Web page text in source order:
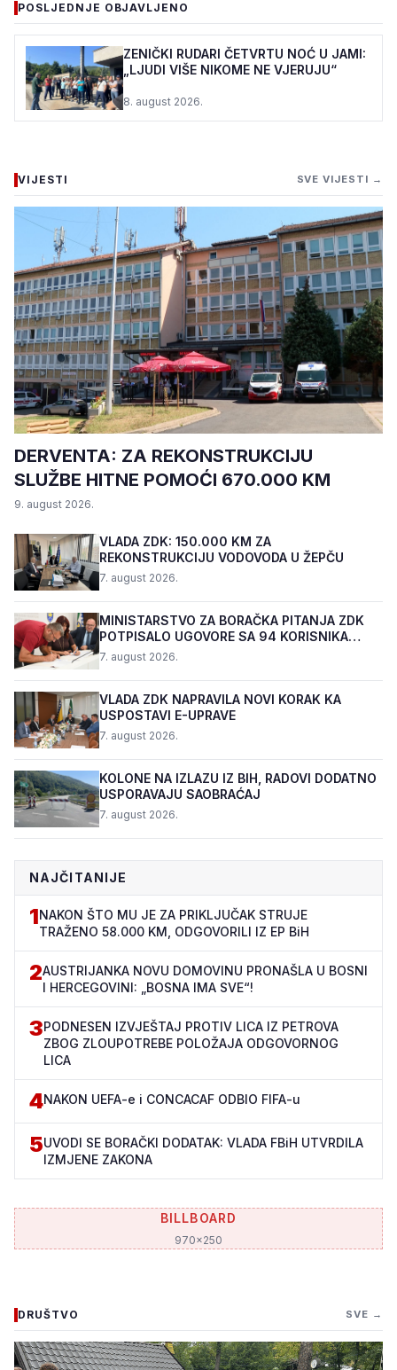
DOBOJ ISTOK: „DANI KULTURE
I DIJASPORE“ OKUPILI
UČESNIKE IZ ŠVEDSKE,
UKRAJINE, SENEGALA, G...
POSLJEDNJE OBJAVLJENO
ZENIČKI RUDARI ČETVRTU NOĆ U JAMI:
„LJUDI VIŠE NIKOME NE VJERUJU“
8. august 2026.
VIJESTI SVE VIJESTI →
DERVENTA: ZA REKONSTRUKCIJU
SLUŽBE HITNE POMOĆI 670.000 KM
9. august 2026.
VLADA ZDK: 150.000 KM ZA
REKONSTRUKCIJU VODOVODA U ŽEPČU
7. august 2026.
MINISTARSTVO ZA BORAČKA PITANJA ZDK
POTPISALO UGOVORE SA 94 KORISNIKA
PROGRAMA "BIZNIS PL...
7. august 2026.
VLADA ZDK NAPRAVILA NOVI KORAK KA
USPOSTAVI E-UPRAVE
7. august 2026.
KOLONE NA IZLAZU IZ BIH, RADOVI DODATNO
USPORAVAJU SAOBRAĆAJ
7. august 2026.
NAJČITANIJE
1NAKON ŠTO MU JE ZA PRIKLJUČAK STRUJE
TRAŽENO 58.000 KM, ODGOVORILI IZ EP BiH
2AUSTRIJANKA NOVU DOMOVINU PRONAŠLA U BOSNI
I HERCEGOVINI: „BOSNA IMA SVE“!
3PODNESEN IZVJEŠTAJ PROTIV LICA IZ PETROVA
ZBOG ZLOUPOTREBE POLOŽAJA ODGOVORNOG
LICA
4NAKON UEFA-e i CONCACAF ODBIO FIFA-u
5UVODI SE BORAČKI DODATAK: VLADA FBiH UTVRDILA
IZMJENE ZAKONA
BILLBOARD
970x250
DRUŠTVO SVE →